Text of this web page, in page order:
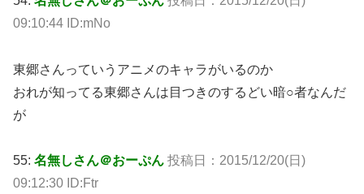
09:10:44 ID:mNo
東郷さんっていうアニメのキャラがいるのか
おれが知ってる東郷さんは目つきのするどい暗○者なんだ
が
55: 名無しさん＠おーぷん 投稿日：2015/12/20(日)
09:12:30 ID:Ftr